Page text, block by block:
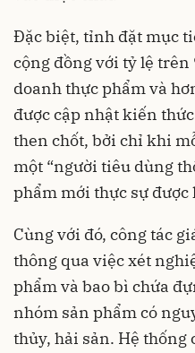
Đặc biệt, tỉnh đặt mục
cộng đồng với tỷ lệ
doanh thực phẩm và
được cập nhật kiến
then chốt, bởi chỉ khi
một “người tiêu dùng
phẩm mới thực sự được
Cùng với đó, công tác
thông qua việc xét
phẩm và bao bì chứa
nhóm sản phẩm có
thủy, hải sản. Hệ thống